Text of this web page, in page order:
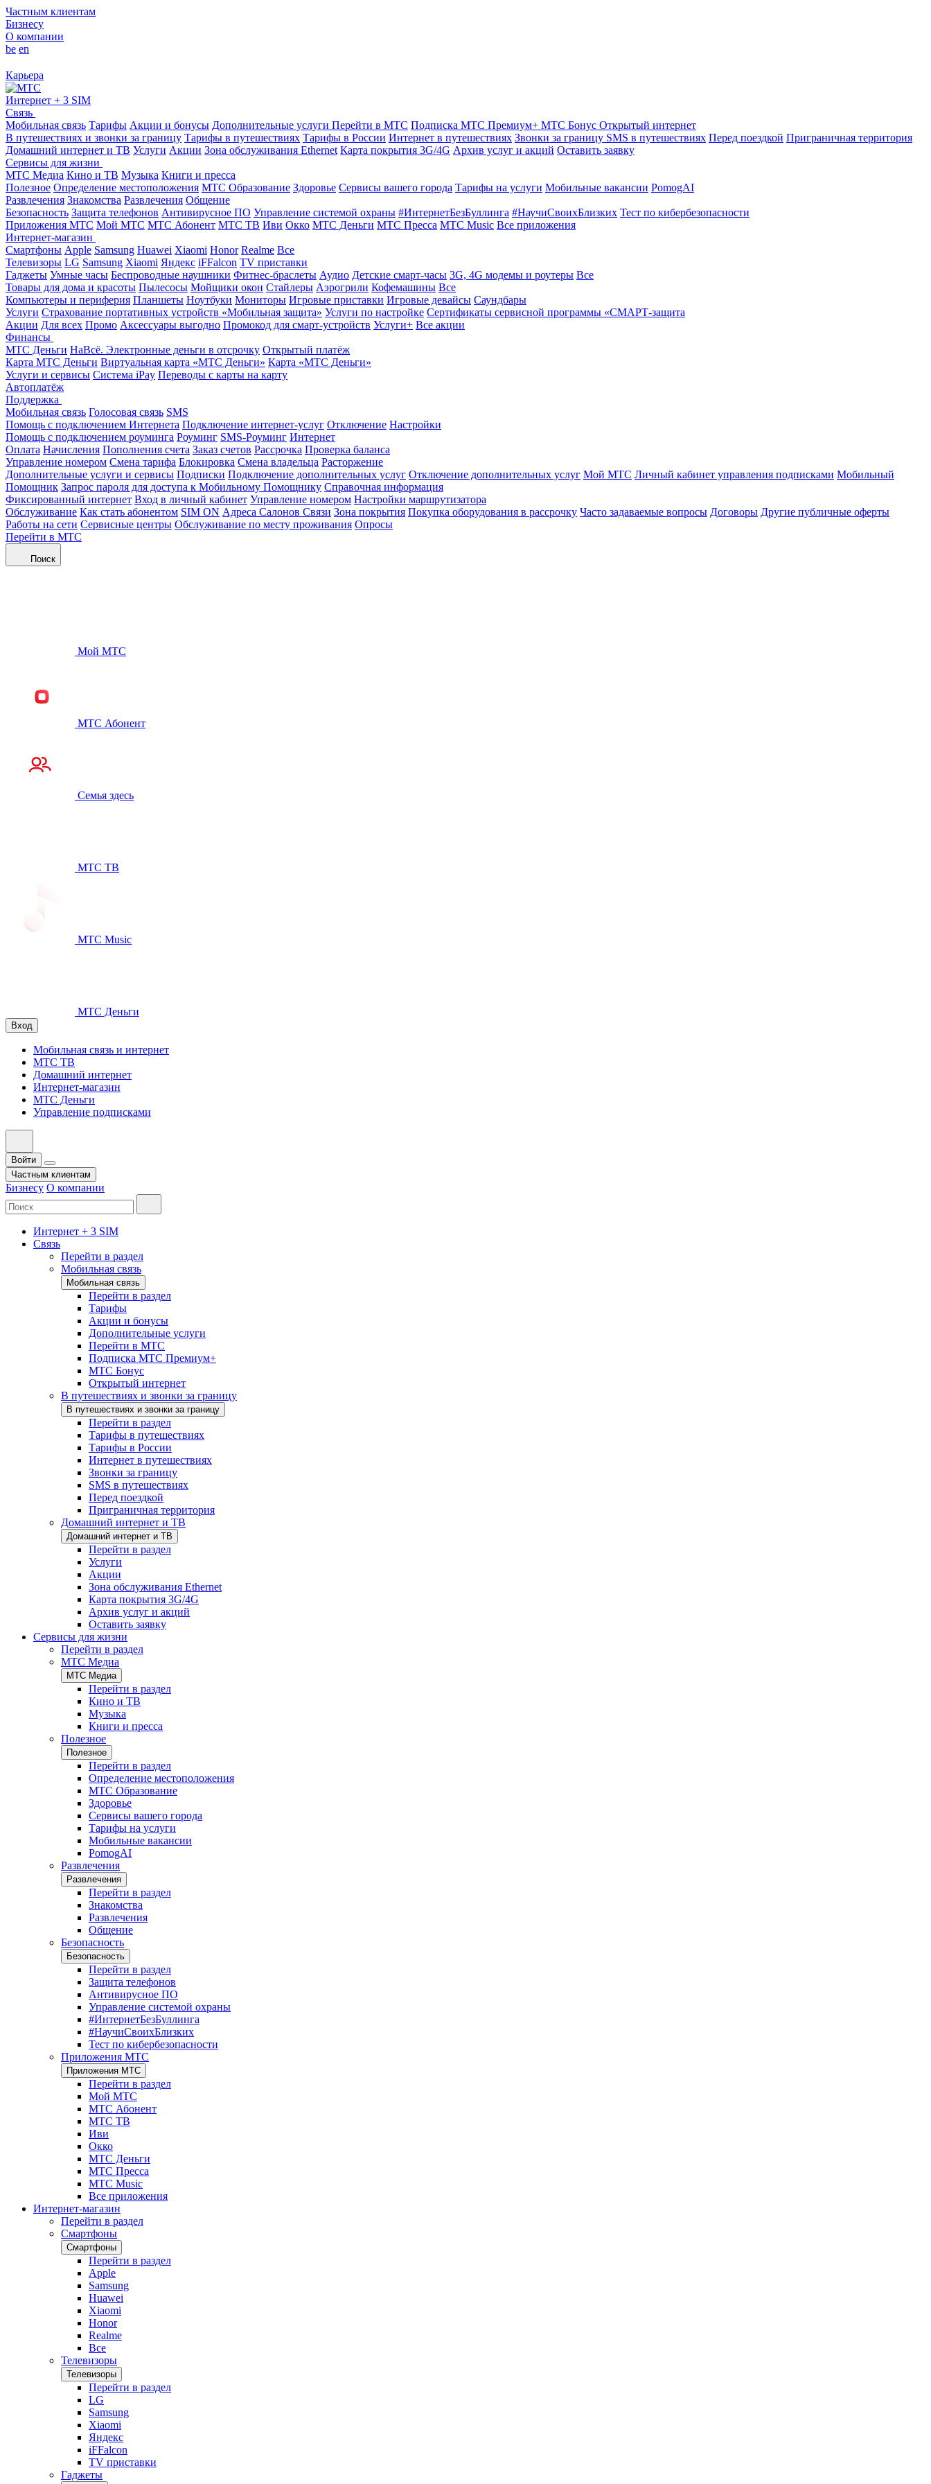
Частным клиентам
Бизнесу
О компании
be en
Карьера
Интернет + 3 SIM
Связь
Мобильная связь Тарифы Акции и бонусы Дополнительные услуги Перейти в МТС Подписка МТС Премиум+ МТС Бонус Открытый интернет
В путешествиях и звонки за границу Тарифы в путешествиях Тарифы в России Интернет в путешествиях Звонки за границу SMS в путешествиях Перед поездкой Приграничная территория
Домашний интернет и ТВ Услуги Акции Зона обслуживания Ethernet Карта покрытия 3G/4G Архив услуг и акций Оставить заявку
Сервисы для жизни
МТС Медиа Кино и ТВ Музыка Книги и пресса
Полезное Определение местоположения МТС Образование Здоровье Сервисы вашего города Тарифы на услуги Мобильные вакансии PomogAI
Развлечения Знакомства Развлечения Общение
Безопасность Защита телефонов Антивирусное ПО Управление системой охраны #ИнтернетБезБуллинга #НаучиСвоихБлизких Тест по кибербезопасности
Приложения МТС Мой МТС МТС Абонент МТС ТВ Иви Окко МТС Деньги МТС Пресса МТС Music Все приложения
Интернет-магазин
Смартфоны Apple Samsung Huawei Xiaomi Honor Realme Все
Телевизоры LG Samsung Xiaomi Яндекс iFFalcon TV приставки
Гаджеты Умные часы Беспроводные наушники Фитнес-браслеты Аудио Детские смарт-часы 3G, 4G модемы и роутеры Все
Товары для дома и красоты Пылесосы Мойщики окон Стайлеры Аэрогрили Кофемашины Все
Компьютеры и периферия Планшеты Ноутбуки Мониторы Игровые приставки Игровые девайсы Саундбары
Услуги Страхование портативных устройств «Мобильная защита» Услуги по настройке Сертификаты сервисной программы «СМАРТ-защита
Акции Для всех Промо Аксессуары выгодно Промокод для смарт-устройств Услуги+ Все акции
Финансы
МТС Деньги НаВсё. Электронные деньги в отсрочку Открытый платёж
Карта МТС Деньги Виртуальная карта «МТС Деньги» Карта «МТС Деньги»
Услуги и сервисы Система iPay Переводы с карты на карту
Автоплатёж
Поддержка
Мобильная связь Голосовая связь SMS
Помощь с подключением Интернета Подключение интернет-услуг Отключение Настройки
Помощь с подключением роуминга Роуминг SMS-Роуминг Интернет
Оплата Начисления Пополнения счета Заказ счетов Рассрочка Проверка баланса
Управление номером Смена тарифа Блокировка Смена владельца Расторжение
Дополнительные услуги и сервисы Подписки Подключение дополнительных услуг Отключение дополнительных услуг Мой МТС Личный кабинет управления подписками Мобильный
Помощник Запрос пароля для доступа к Мобильному Помощнику Справочная информация
Фиксированный интернет Вход в личный кабинет Управление номером Настройки маршрутизатора
Обслуживание Как стать абонентом SIM ON Адреса Салонов Связи Зона покрытия Покупка оборудования в рассрочку Часто задаваемые вопросы Договоры Другие публичные оферты
Работы на сети Сервисные центры Обслуживание по месту проживания Опросы
Перейти в МТС
Поиск
Мой МТС
МТС Абонент
Семья здесь
МТС ТВ
МТС Music
МТС Деньги
Вход
Мобильная связь и интернет
МТС ТВ
Домашний интернет
Интернет-магазин
МТС Деньги
Управление подписками
Войти
Частным клиентам
Бизнесу О компании
Интернет + 3 SIM
Связь
Перейти в раздел
Мобильная связь
Мобильная связь
Перейти в раздел
Тарифы
Акции и бонусы
Дополнительные услуги
Перейти в МТС
Подписка МТС Премиум+
МТС Бонус
Открытый интернет
В путешествиях и звонки за границу
В путешествиях и звонки за границу
Перейти в раздел
Тарифы в путешествиях
Тарифы в России
Интернет в путешествиях
Звонки за границу
SMS в путешествиях
Перед поездкой
Приграничная территория
Домашний интернет и ТВ
Домашний интернет и ТВ
Перейти в раздел
Услуги
Акции
Зона обслуживания Ethernet
Карта покрытия 3G/4G
Архив услуг и акций
Оставить заявку
Сервисы для жизни
Перейти в раздел
МТС Медиа
МТС Медиа
Перейти в раздел
Кино и ТВ
Музыка
Книги и пресса
Полезное
Полезное
Перейти в раздел
Определение местоположения
МТС Образование
Здоровье
Сервисы вашего города
Тарифы на услуги
Мобильные вакансии
PomogAI
Развлечения
Развлечения
Перейти в раздел
Знакомства
Развлечения
Общение
Безопасность
Безопасность
Перейти в раздел
Защита телефонов
Антивирусное ПО
Управление системой охраны
#ИнтернетБезБуллинга
#НаучиСвоихБлизких
Тест по кибербезопасности
Приложения МТС
Приложения МТС
Перейти в раздел
Мой МТС
МТС Абонент
МТС ТВ
Иви
Окко
МТС Деньги
МТС Пресса
МТС Music
Все приложения
Интернет-магазин
Перейти в раздел
Смартфоны
Смартфоны
Перейти в раздел
Apple
Samsung
Huawei
Xiaomi
Honor
Realme
Все
Телевизоры
Телевизоры
Перейти в раздел
LG
Samsung
Xiaomi
Яндекс
iFFalcon
TV приставки
Гаджеты